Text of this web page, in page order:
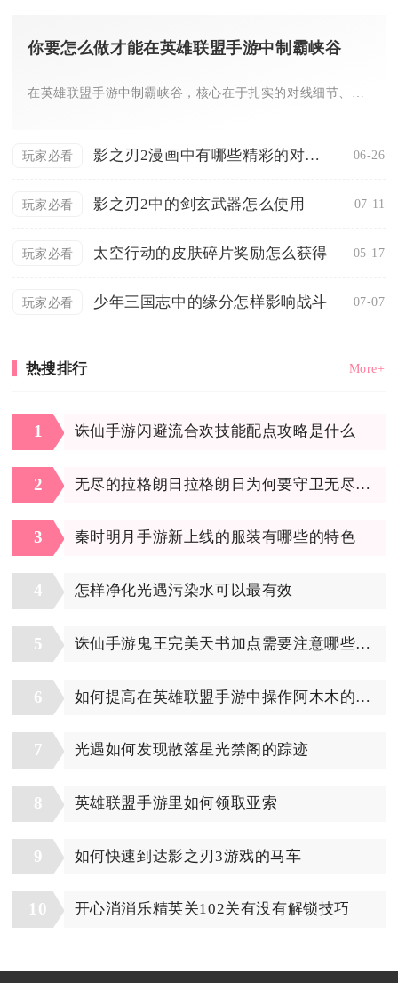
你要怎么做才能在英雄联盟手游中制霸峡谷
玩家必看 影之刃2漫画中有哪些精彩的对决场景 06-26
玩家必看 影之刃2中的剑玄武器怎么使用 07-11
玩家必看 太空行动的皮肤碎片奖励怎么获得 05-17
玩家必看 少年三国志中的缘分怎样影响战斗 07-07
热搜排行 More+
1 诛仙手游闪避流合欢技能配点攻略是什么
2 无尽的拉格朗日拉格朗日为何要守卫无尽星门
3 秦时明月手游新上线的服装有哪些的特色
4 怎样净化光遇污染水可以最有效
5 诛仙手游鬼王完美天书加点需要注意哪些细节
6 如何提高在英雄联盟手游中操作阿木木的技巧
7 光遇如何发现散落星光禁阁的踪迹
8 英雄联盟手游里如何领取亚索
9 如何快速到达影之刃3游戏的马车
10 开心消消乐精英关102关有没有解锁技巧